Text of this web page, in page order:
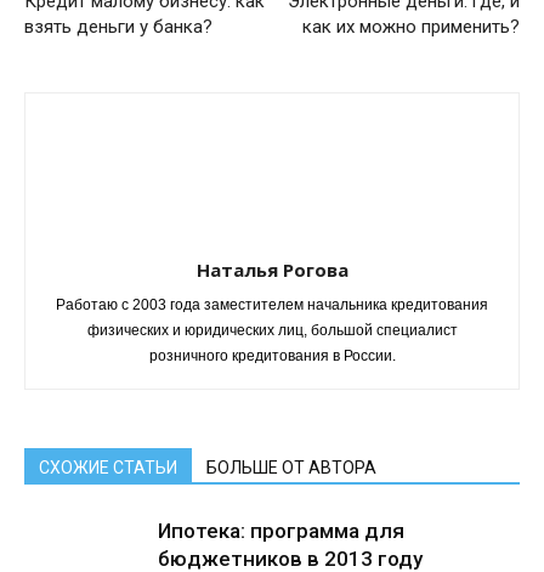
взять деньги у банка?
как их можно применить?
Наталья Рогова
Работаю с 2003 года заместителем начальника кредитования
физических и юридических лиц, большой специалист
розничного кредитования в России.
СХОЖИЕ СТАТЬИ БОЛЬШЕ ОТ АВТОРА
Ипотека: программа для
бюджетников в 2013 году